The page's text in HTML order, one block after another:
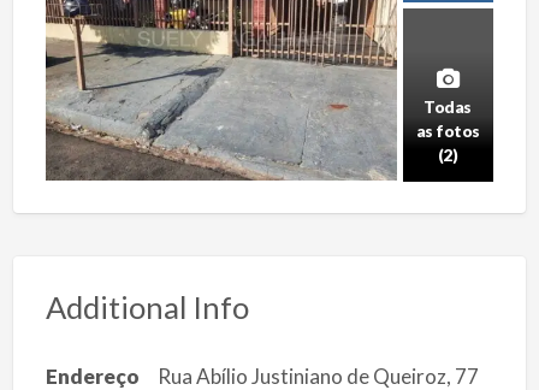
Todas
as fotos
(2)
Additional Info
Endereço
Rua Abílio Justiniano de Queiroz, 77